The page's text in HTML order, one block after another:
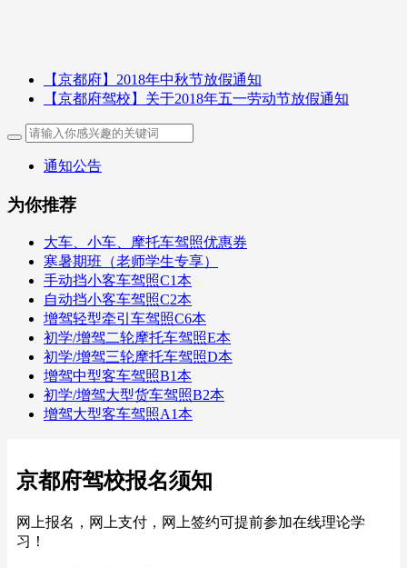
【京都府】2018年中秋节放假通知
【京都府驾校】关于2018年五一劳动节放假通知
通知公告
为你推荐
大车、小车、摩托车驾照优惠券
寒暑期班（老师学生专享）
手动挡小客车驾照C1本
自动挡小客车驾照C2本
增驾轻型牵引车驾照C6本
初学/增驾二轮摩托车驾照E本
初学/增驾三轮摩托车驾照D本
增驾中型客车驾照B1本
初学/增驾大型货车驾照B2本
增驾大型客车驾照A1本
京都府驾校报名须知
网上报名，网上支付，网上签约可提前参加在线理论学
习！